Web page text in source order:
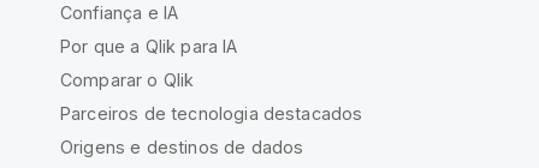
Confiança e IA
Por que a Qlik para IA
Comparar o Qlik
Parceiros de tecnologia destacados
Origens e destinos de dados